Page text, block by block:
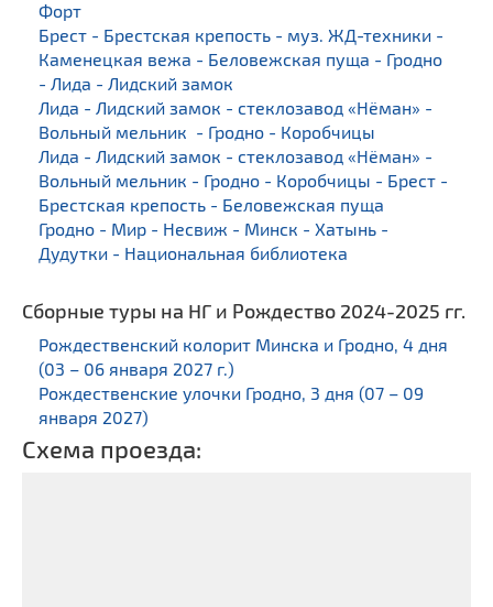
Форт
Брест - Брестская крепость - муз. ЖД-техники -
Каменецкая вежа - Беловежская пуща - Гродно
- Лида - Лидский замок
Лида - Лидский замок - стеклозавод «Нёман» -
Вольный мельник - Гродно - Коробчицы
Лида - Лидский замок - стеклозавод «Нёман» -
Вольный мельник - Гродно - Коробчицы - Брест -
Брестская крепость - Беловежская пуща
Гродно - Мир - Несвиж - Минск - Хатынь -
Дудутки - Национальная библиотека
Сборные туры на НГ и Рождество 2024-2025 гг.
Рождественский колорит Минска и Гродно, 4 дня
(03 – 06 января 2027 г.)
Рождественские улочки Гродно, 3 дня (07 – 09
января 2027)
Схема проезда: